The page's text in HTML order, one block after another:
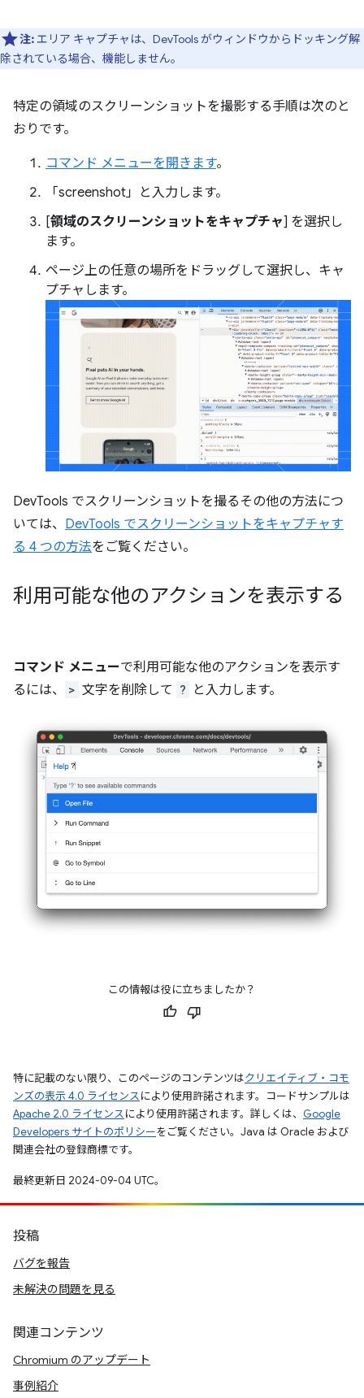
注:エリア キャプチャは、DevTools がウィンドウからドッキング解
除されている場合、機能しません。
特定の領域のスクリーンショットを撮影する手順は次のと
おりです。
コマンド メニューを開きます。
「screenshot」と入力します。
[領域のスクリーンショットをキャプチャ] を選択し
ます。
ページ上の任意の場所をドラッグして選択し、キャ
プチャします。
DevTools でスクリーンショットを撮るその他の方法につ
いては、 DevTools でスクリーンショットをキャプチャす
る 4 つの方法をご覧ください。
利用可能な他のアクションを表示する
コマンド メニューで利用可能な他のアクションを表示す
るには、
> 文字を削除して ? と入力します。
この情報は役に立ちましたか？
特に記載のない限り、このページのコンテンツはクリエイティブ・コモ
ンズの表示 4.0 ライセンスにより使用許諾されます。コードサンプルは
Apache 2.0 ライセンスにより使用許諾されます。詳しくは、 Google
Developers サイトのポリシーをご覧ください。Java は Oracle および
関連会社の登録商標です。
最終更新日 2024-09-04 UTC。
投稿
バグを報告
未解決の問題を見る
関連コンテンツ
Chromium のアップデート
事例紹介